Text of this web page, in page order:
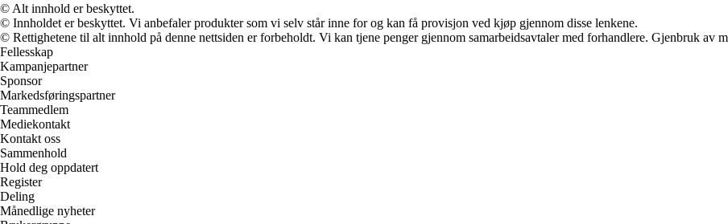
© Alt innhold er beskyttet.
© Innholdet er beskyttet. Vi anbefaler produkter som vi selv står inne for og kan få provisjon ved kjøp gjennom disse lenkene.
© Rettighetene til alt innhold på denne nettsiden er forbeholdt. Vi kan tjene penger gjennom samarbeidsavtaler med forhandlere. Gjenbruk av
Fellesskap
Kampanjepartner
Sponsor
Markedsføringspartner
Teammedlem
Mediekontakt
Kontakt oss
Sammenhold
Hold deg oppdatert
Register
Deling
Månedlige nyheter